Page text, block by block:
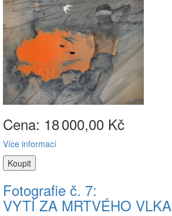
Cena: 18000,00 Kč
Více informací
Fotografie č. 7:
VYTÍ ZA MRTVÉHO VLKA